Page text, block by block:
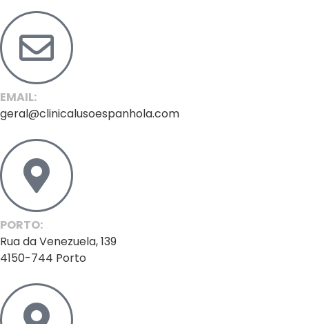
EMAIL:
geral@clinicalusoespanhola.com
PORTO:
Rua da Venezuela, 139
4150-744 Porto